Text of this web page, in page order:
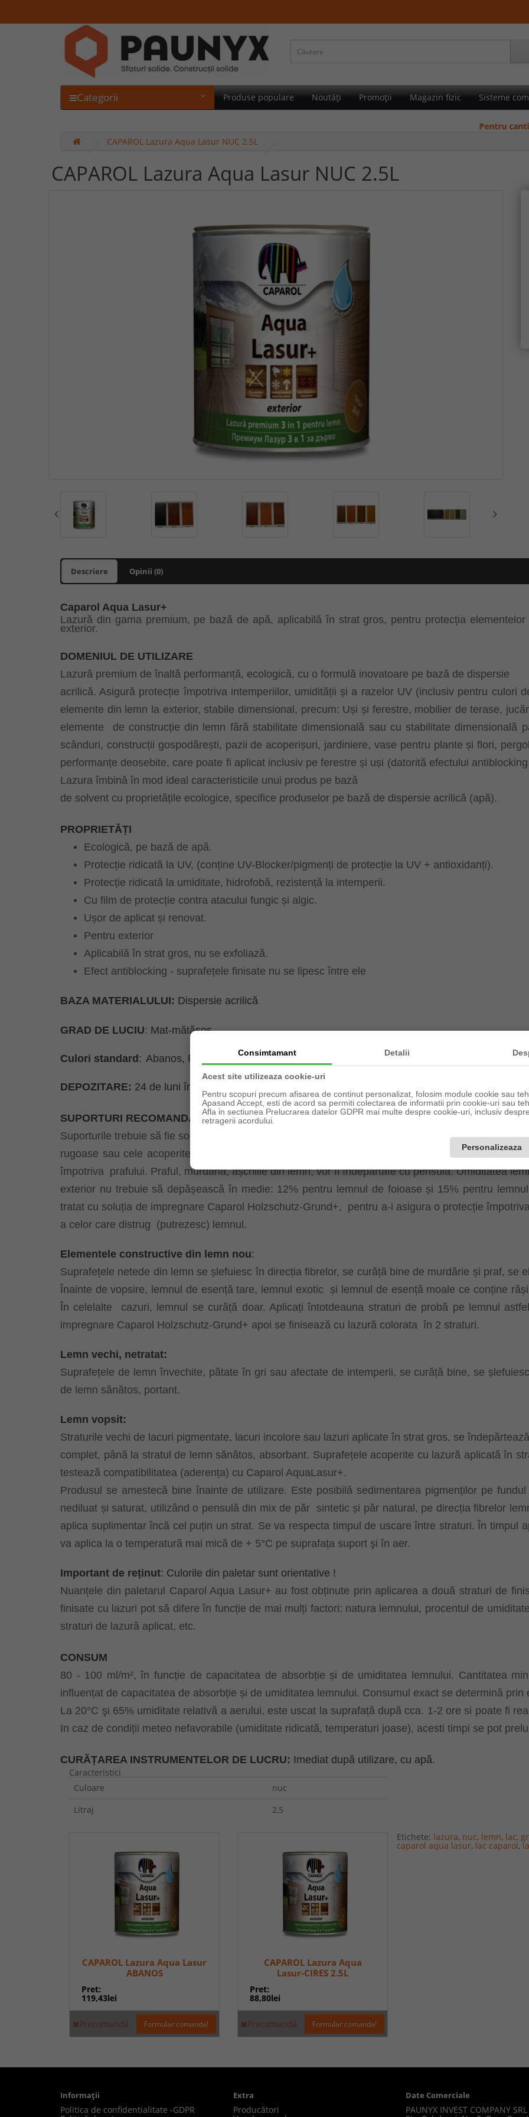
Categorii Produse populare Noutăți Promoții Magazin fizic Sisteme
Pentru cantități
CAPAROL Lazura Aqua Lasur NUC 2.5L
CAPAROL Lazura Aqua Lasur NUC 2.5L
Descriere Opinii (0)
Caparol Aqua Lasur+
Lazură din gama premium, pe bază de apă, aplicabilă în strat gros, pentru protecția
exterior.
DOMENIUL DE UTILIZARE
Lazură premium de înaltă performanță, ecologică, cu o formulă inovatoare pe bază de dispersie
acrilică. Asigură protecție împotriva intemperiilor, umidității și a razelor UV (inclusiv pentru culori
elemente din lemn la exterior, stabile dimensional, precum: Uși și ferestre, mobilier de terase,
elemente
de construcție din lemn fără stabilitate dimensională sau cu stabilitate dimensională
scânduri, construcții gospodărești, pazii de acoperișuri, jardiniere, vase pentru plante și flori,
performanțe deosebite, care poate fi aplicat inclusiv pe ferestre și uși (datorită efectului
Lazura îmbină în mod ideal caracteristicile unui produs pe bază
de solvent cu proprietățile ecologice, specifice produselor pe bază de dispersie acrilică (apă).
PROPRIETĂȚI
Ecologică, pe bază de apă.
Protecție ridicată la UV, (conține UV-Blocker/pigmenți de protecție la UV + antioxidanți).
Protecție ridicată la umiditate, hidrofobă, rezistență la intemperii.
Cu film de protecție contra atacului fungic și algic.
Ușor de aplicat și renovat.
Pentru exterior
Aplicabilă în strat gros, nu se exfoliază.
Efect antiblocking - suprafețele finisate nu se lipesc între ele
BAZA MATERIALULUI: Dispersie acrilică
GRAD DE LUCIU: Mat-mătăsos
Culori standard : Abanos, Palisandru, Merbau, Cireș, Nuc, Tec, Mahon, Alună, Stejar, Natur, Pin,
DEPOZITARE: 24 de luni în recipientul original bine închis, păstrat la loc uscat, rece, ferit de îngheț.
SUPORTURI RECOMANDATE
Suporturile trebuie să fie solide, curate, portante, uscate, fără substanțe de separare cum sunt
rugoase sau cele acoperite deja cu un prim strat, se vor șlefui. În caz de șlefuire a
împotriva prafului. Praful, murdăria, așchiile din lemn, vor fi îndepărtate cu pensula. Umiditatea
exterior nu trebuie să depășească în medie: 12% pentru lemnul de foioase și 15% pentru
tratat cu soluția de impregnare Caparol Holzschutz-Grund+, pentru a-i asigura o protecție
a celor care distrug (putrezesc) lemnul.
Elementele constructive din lemn nou:
Suprafețele netede din lemn se șlefuiesc în direcția fibrelor, se curăță bine de murdărie și praf, se
Înainte de vopsire, lemnul de esență tare, lemnul exotic
și lemnul de esență moale ce conține
În celelalte
cazuri, lemnul se curăță doar. Aplicați întotdeauna straturi de probă pe lemnul
impregnare Caparol Holzschutz-Grund+ apoi se finisează cu lazură colorata în 2 straturi.
Lemn vechi, netratat:
Suprafețele de lemn învechite, pătate în gri sau afectate de intemperii, se curăță bine, se
de lemn sănătos, portant.
Lemn vopsit:
Straturile vechi de lacuri pigmentate, lacuri incolore sau lazuri aplicate în strat gros, se îndepărtează
complet, până la stratul de lemn sănătos, absorbant. Suprafețele acoperite cu lazură aplicată în
testează compatibilitatea (aderența) cu Caparol AquaLasur+.
Produsul se amestecă bine înainte de utilizare. Este posibilă sedimentarea pigmenților pe
nediluat și saturat, utilizând o pensulă din mix de păr
sintetic și păr natural, pe direcția fibrelor
aplica suplimentar încă cel puțin un strat. Se va respecta timpul de uscare între straturi. În timpul
va aplica la o temperatură mai mică de + 5°C pe suprafața suport şi în aer.
Important de reținut: Culorile din paletar sunt orientative !
Nuanțele din paletarul Caparol Aqua Lasur+ au fost obținute prin aplicarea a două straturi de
finisate cu lazuri pot să difere în funcție de mai mulți factori: natura lemnului, procentul de
straturi de lazură aplicat, etc.
CONSUM
80 - 100 ml/m², în funcție de capacitatea de absorbție și de umiditatea lemnului. Cantitatea
influențat de capacitatea de absorbție și de umiditatea lemnului. Consumul exact se determină
La 20°C şi 65% umiditate relativă a aerului, este uscat la suprafață după cca. 1-2 ore si poate fi
In caz de condiții meteo nefavorabile (umiditate ridicată, temperaturi joase), acesti timpi se pot
CURĂȚAREA INSTRUMENTELOR DE LUCRU: Imediat după utilizare, cu apă.
Caracteristici
Culoare
nuc
Litraj
2,5
CAPAROL Lazura Aqua Lasur
ABANOS
Pret:
119,43lei
Precomandă Formular comanda!
CAPAROL Lazura Aqua
Lasur-CIRES 2.5L
Pret:
88,80lei
Precomandă Formular comanda!
Etichete: lazura, nuc, lemn, lac,
caparol aqua lasur, lac caparol,
Informaţii
Politica de confidentialitate -GDPR
Extra
Producători
Date Comerciale
PAUNYX INVEST COMPANY SRL
Consimtamant Detalii
Acest site utilizeaza cookie-uri
Pentru scopuri precum afisarea de continut personalizat, folosim module cookie sau
Apasand Accept, esti de acord sa permiti colectarea de informatii prin cookie-uri sau
Afla in sectiunea Prelucrarea datelor GDPR mai multe despre cookie-uri, inclusiv
retragerii acordului.
Personalizeaza